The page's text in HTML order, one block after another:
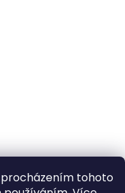
procházením tohoto